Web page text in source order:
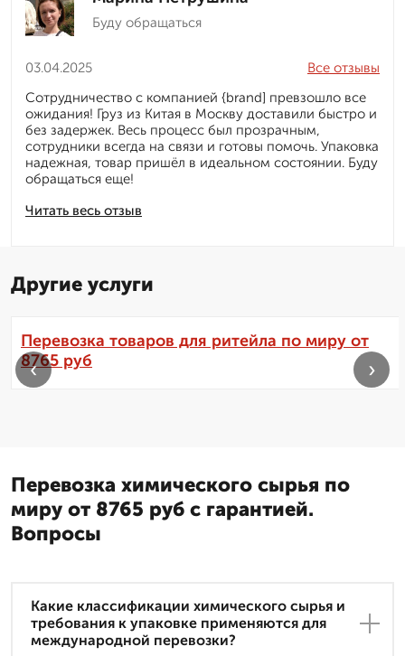
Буду обращаться
03.04.2025
Читать весь отзыв
Все отзывы
Сотрудничество с компанией {brand] превзошло все
ожидания! Груз из Китая в Москву доставили быстро и
без задержек. Весь процесс был прозрачным,
сотрудники всегда на связи и готовы помочь. Упаковка
надежная, товар пришёл в идеальном состоянии. Буду
обращаться еще!
Другие услуги
Перевозка товаров для ритейла по миру от
8765 руб
‹ ›
Перевозка химического сырья по
миру от 8765 руб с гарантией.
Вопросы
Какие классификации химического сырья и
требования к упаковке применяются для
международной перевозки?